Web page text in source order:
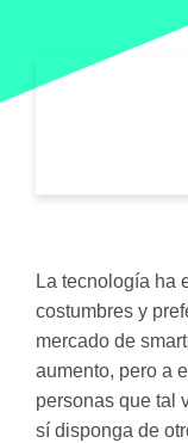
La tecnología ha
costumbres y
mercado de
aumento, pero a
personas que tal
sí disponga de